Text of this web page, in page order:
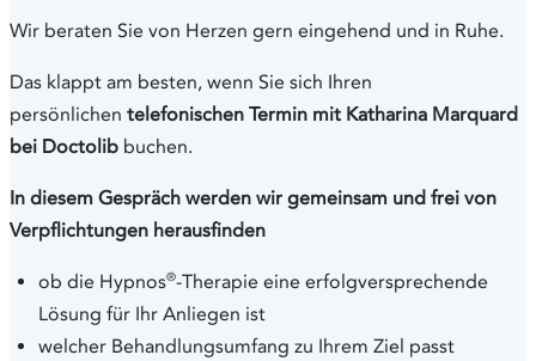
Wir beraten Sie von Herzen gern eingehend und in Ruhe.
Das klappt am besten, wenn Sie sich Ihren
persönlichen telefonischen Termin mit Katharina Marquard
bei Doctolib buchen.
In diesem Gespräch werden wir gemeinsam und frei von
Verpflichtungen herausfinden
ob die Hypnos®-Therapie eine erfolgversprechende
Lösung für Ihr Anliegen ist
welcher Behandlungsumfang zu Ihrem Ziel passt